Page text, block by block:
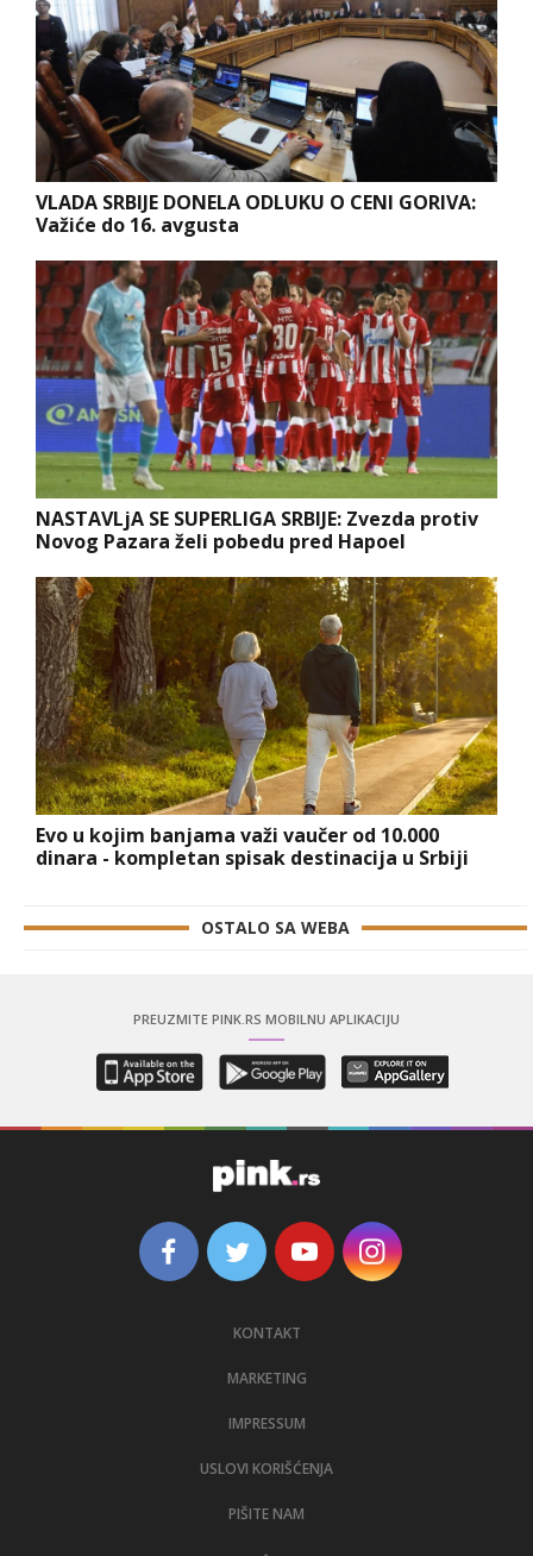
VLADA SRBIJE DONELA ODLUKU O CENI GORIVA:
Važiće do 16. avgusta
NASTAVLjA SE SUPERLIGA SRBIJE: Zvezda protiv
Novog Pazara želi pobedu pred Hapoel
Evo u kojim banjama važi vaučer od 10.000
dinara - kompletan spisak destinacija u Srbiji
OSTALO SA WEBA
PREUZMITE PINK.RS MOBILNU APLIKACIJU
KONTAKT
MARKETING
IMPRESSUM
USLOVI KORIŠĆENJA
PIŠITE NAM